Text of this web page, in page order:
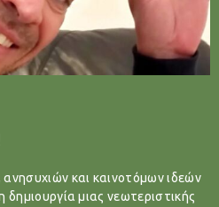
και καινοτόμων ιδεών
μιας νεωτεριστικής